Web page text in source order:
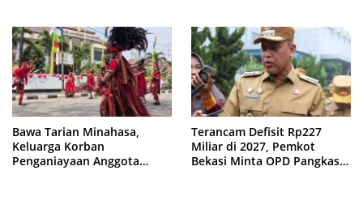
Bawa Tarian Minahasa,
Keluarga Korban
Penganiayaan Anggota
Terancam Defisit Rp227
Miliar di 2027, Pemkot
Bekasi Minta OPD Pangkas